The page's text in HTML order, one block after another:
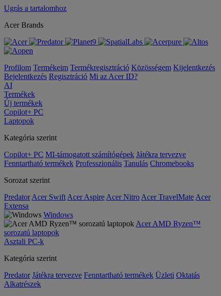
Ugrás a tartalomhoz
Acer Brands
Profilom Termékeim Termékregisztráció Közösségem Kijelentkezés
Bejelentkezés Regisztráció Mi az Acer ID?
AI
Termékek
Új termékek
Copilot+ PC
Laptopok
Kategória szerint
Copilot+ PC MI-támogatott számítógépek Játékra tervezve
Fenntartható termékek Professzionális Tanulás Chromebooks
Sorozat szerint
Predator Acer Swift Acer Aspire Acer Nitro Acer TravelMate Acer
Extensa
Windows
Acer AMD Ryzen™
sorozatú laptopok
Asztali PC-k
Kategória szerint
Predator Játékra tervezve Fenntartható termékek Üzleti Oktatás
Alkatrészek